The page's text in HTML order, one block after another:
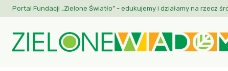
Portal Fundacji „Zielone Światło” - edukujemy i działamy na rzecz